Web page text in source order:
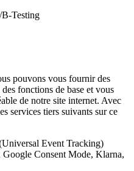
Testing
pouvons vous fournir des
fonctions de base et vous
de notre site internet. Avec
services tiers suivants sur ce
Event Tracking)
Consent Mode, Klarna,